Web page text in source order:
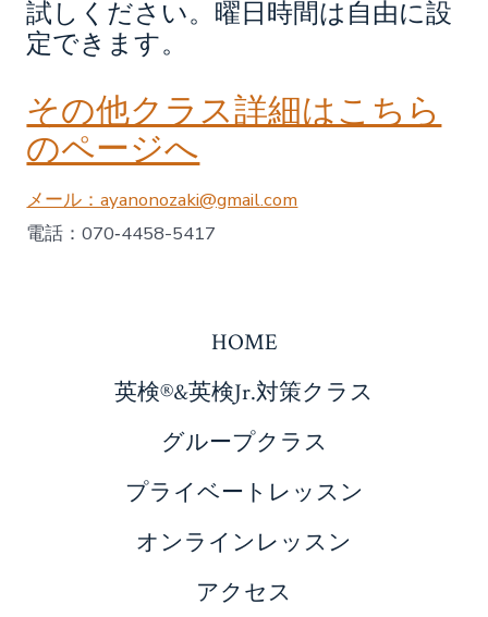
試しください。曜日時間は自由に設
定できます。
その他クラス詳細はこちら
のページへ
メール：ayanonozaki@gmail.com
電話：070‐4458-5417
HOME
英検®&英検Jr.対策クラス
グループクラス
プライベートレッスン
オンラインレッスン
アクセス